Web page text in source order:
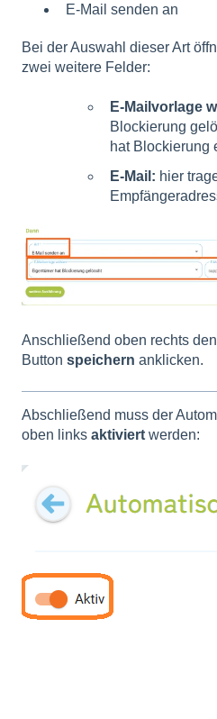
E-Mail senden an
Bei der Auswahl dieser Art
zwei weitere Felder:
E-Mailvorlage
Blockierung
hat Blockierung
E-Mail: hier
Anschließend oben rechts den
Button speichern anklicken.
Abschließend muss der
oben links aktiviert werden: